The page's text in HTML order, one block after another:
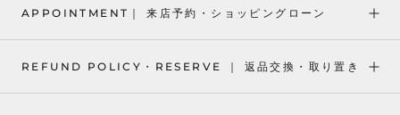
APPOINTMENT｜ 来店予約・ショッピングローン
REFUND POLICY・RESERVE ｜ 返品交換・取り置き